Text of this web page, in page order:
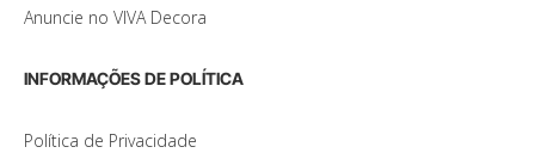
Anuncie no VIVA Decora
INFORMAÇÕES DE POLÍTICA
Política de Privacidade